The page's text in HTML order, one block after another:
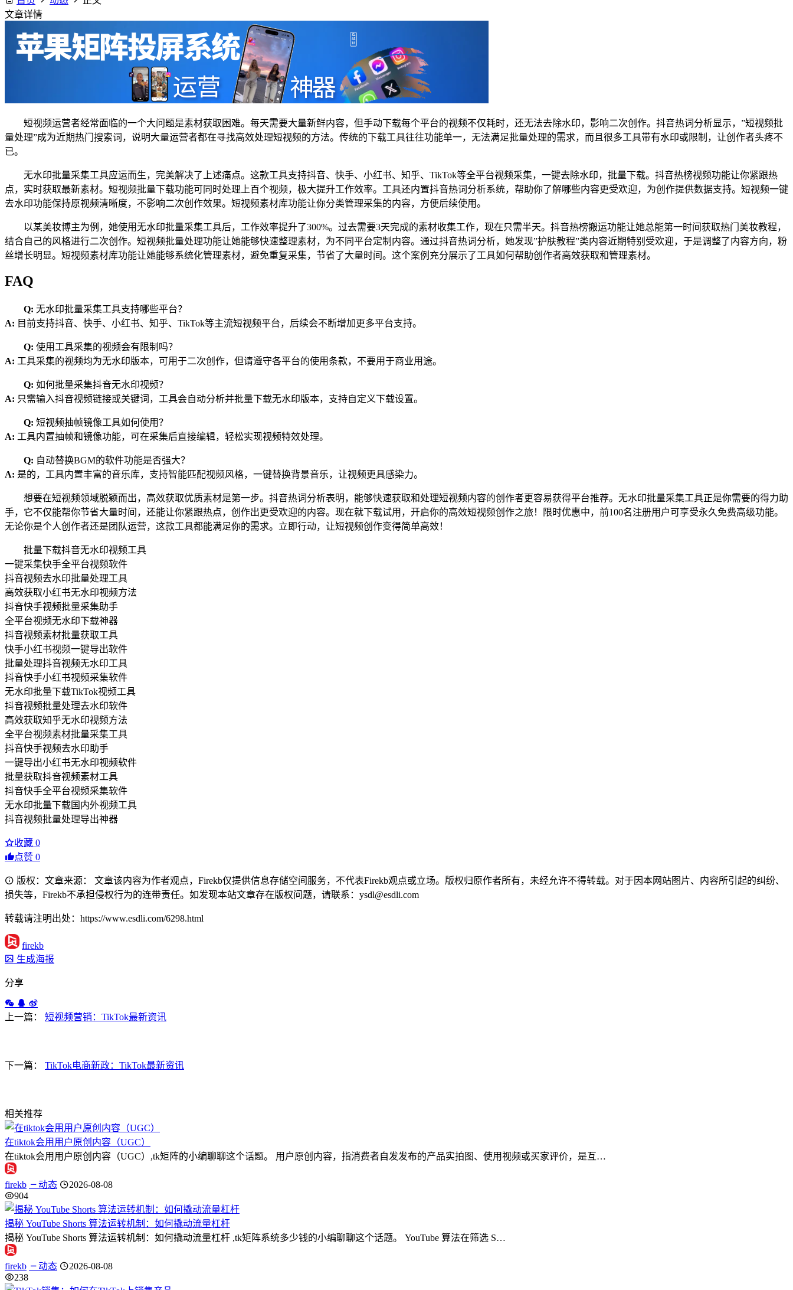
文章详情
短视频运营者经常面临的一个大问题是素材获取困难。每天需要大量新鲜内容，但手动下载每个平台的视频不仅耗时，还无法去除水印，影响二次创作。抖音热词分析显示，”短视频批
量处理”成为近期热门搜索词，说明大量运营者都在寻找高效处理短视频的方法。传统的下载工具往往功能单一，无法满足批量处理的需求，而且很多工具带有水印或限制，让创作者头疼不
已。
无水印批量采集工具应运而生，完美解决了上述痛点。这款工具支持抖音、快手、小红书、知乎、TikTok等全平台视频采集，一键去除水印，批量下载。抖音热榜视频功能让你紧跟热
点，实时获取最新素材。短视频批量下载功能可同时处理上百个视频，极大提升工作效率。工具还内置抖音热词分析系统，帮助你了解哪些内容更受欢迎，为创作提供数据支持。短视频一键
去水印功能保持原视频清晰度，不影响二次创作效果。短视频素材库功能让你分类管理采集的内容，方便后续使用。
以某美妆博主为例，她使用无水印批量采集工具后，工作效率提升了300%。过去需要3天完成的素材收集工作，现在只需半天。抖音热榜搬运功能让她总能第一时间获取热门美妆教程，
结合自己的风格进行二次创作。短视频批量处理功能让她能够快速整理素材，为不同平台定制内容。通过抖音热词分析，她发现”护肤教程”类内容近期特别受欢迎，于是调整了内容方向，粉
丝增长明显。短视频素材库功能让她能够系统化管理素材，避免重复采集，节省了大量时间。这个案例充分展示了工具如何帮助创作者高效获取和管理素材。
FAQ
Q: 无水印批量采集工具支持哪些平台？
A: 目前支持抖音、快手、小红书、知乎、TikTok等主流短视频平台，后续会不断增加更多平台支持。
Q: 使用工具采集的视频会有限制吗？
A: 工具采集的视频均为无水印版本，可用于二次创作，但请遵守各平台的使用条款，不要用于商业用途。
Q: 如何批量采集抖音无水印视频？
A: 只需输入抖音视频链接或关键词，工具会自动分析并批量下载无水印版本，支持自定义下载设置。
Q: 短视频抽帧镜像工具如何使用？
A: 工具内置抽帧和镜像功能，可在采集后直接编辑，轻松实现视频特效处理。
Q: 自动替换BGM的软件功能是否强大？
A: 是的，工具内置丰富的音乐库，支持智能匹配视频风格，一键替换背景音乐，让视频更具感染力。
想要在短视频领域脱颖而出，高效获取优质素材是第一步。抖音热词分析表明，能够快速获取和处理短视频内容的创作者更容易获得平台推荐。无水印批量采集工具正是你需要的得力助
手，它不仅能帮你节省大量时间，还能让你紧跟热点，创作出更受欢迎的内容。现在就下载试用，开启你的高效短视频创作之旅！限时优惠中，前100名注册用户可享受永久免费高级功能。
无论你是个人创作者还是团队运营，这款工具都能满足你的需求。立即行动，让短视频创作变得简单高效！
批量下载抖音无水印视频工具
一键采集快手全平台视频软件
抖音视频去水印批量处理工具
高效获取小红书无水印视频方法
抖音快手视频批量采集助手
全平台视频无水印下载神器
抖音视频素材批量获取工具
快手小红书视频一键导出软件
批量处理抖音视频无水印工具
抖音快手小红书视频采集软件
无水印批量下载TikTok视频工具
抖音视频批量处理去水印软件
高效获取知乎无水印视频方法
全平台视频素材批量采集工具
抖音快手视频去水印助手
一键导出小红书无水印视频软件
批量获取抖音视频素材工具
抖音快手全平台视频采集软件
无水印批量下载国内外视频工具
抖音视频批量处理导出神器
收藏 0
点赞 0
版权：文章来源： 文章该内容为作者观点，Firekb仅提供信息存储空间服务，不代表Firekb观点或立场。版权归原作者所有，未经允许不得转载。对于因本网站图片、内容所引起的纠纷、
损失等，Firekb不承担侵权行为的连带责任。如发现本站文章存在版权问题，请联系：ysdl@esdli.com
转载请注明出处：https://www.esdli.com/6298.html
firekb
生成海报
分享
上一篇： 短视频营销：TikTok最新资讯
下一篇： TikTok电商新政：TikTok最新资讯
相关推荐
在tiktok会用用户原创内容（UGC）
在tiktok会用用户原创内容（UGC）,tk矩阵的小编聊聊这个话题。 用户原创内容，指消费者自发发布的产品实拍图、使用视频或买家评价，是互…
firekb 动态
2026-08-08
904
揭秘 YouTube Shorts 算法运转机制：如何撬动流量杠杆
揭秘 YouTube Shorts 算法运转机制：如何撬动流量杠杆 ,tk矩阵系统多少钱的小编聊聊这个话题。 YouTube 算法在筛选 S…
firekb 动态
2026-08-08
238